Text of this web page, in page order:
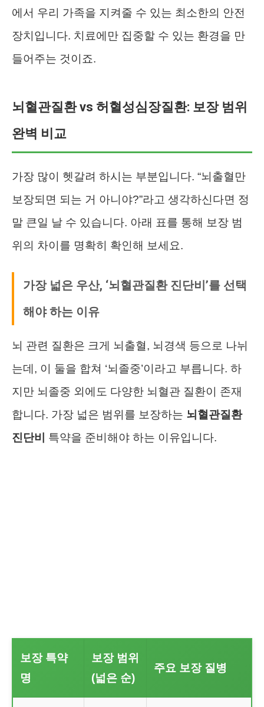
에서 우리 가족을 지켜줄 수 있는 최소한의 안전
장치입니다. 치료에만 집중할 수 있는 환경을 만
들어주는 것이죠.
뇌혈관질환 vs 허혈성심장질환: 보장 범위
완벽 비교
가장 많이 헷갈려 하시는 부분입니다. “뇌출혈만
보장되면 되는 거 아니야?”라고 생각하신다면 정
말 큰일 날 수 있습니다. 아래 표를 통해 보장 범
위의 차이를 명확히 확인해 보세요.
가장 넓은 우산, ‘뇌혈관질환 진단비’를 선택
해야 하는 이유
뇌 관련 질환은 크게 뇌출혈, 뇌경색 등으로 나뉘
는데, 이 둘을 합쳐 ‘뇌졸중’이라고 부릅니다. 하
지만 뇌졸중 외에도 다양한 뇌혈관 질환이 존재
합니다. 가장 넓은 범위를 보장하는 뇌혈관질환
진단비
특약을 준비해야 하는 이유입니다.
보장 특약
명
보장 범위
(넓은 순)
주요 보장 질병